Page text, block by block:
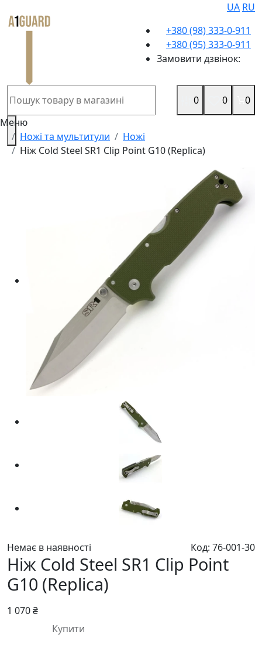
UA RU
+380 (98) 333-0-911
+380 (95) 333-0-911
Замовити дзвінок:
0 0
0
Меню
Ножі та мультитули
Ножі
Ніж Cold Steel SR1 Clip Point G10 (Replica)
Немає в наявності Код: 76-001-30
Ніж Cold Steel SR1 Clip Point
G10 (Replica)
1 070 ₴
Купити